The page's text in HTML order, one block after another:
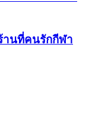
านที่คนรักกีฬา